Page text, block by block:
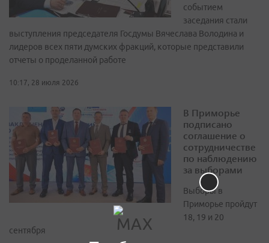
событием
заседания стали
выступления председателя Госдумы Вячеслава Володина и
лидеров всех пяти думских фракций, которые представили
отчеты о проделанной работе
10:17, 28 июля 2026
В Приморье
подписано
соглашение о
сотрудничестве
по наблюдению
за выборами
Выборы в
Приморье пройдут
18, 19 и 20
сентября